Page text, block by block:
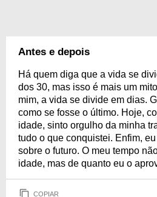
Antes e depois
Há quem diga que a vida se
dos 30, mas isso é mais um
mim, a vida se divide em dias.
como se fosse o último. Hoje,
idade, sinto orgulho da minha
tudo o que conquistei. Enfim,
sobre o futuro. O meu tempo
idade, mas de quanto eu o
COPIAR